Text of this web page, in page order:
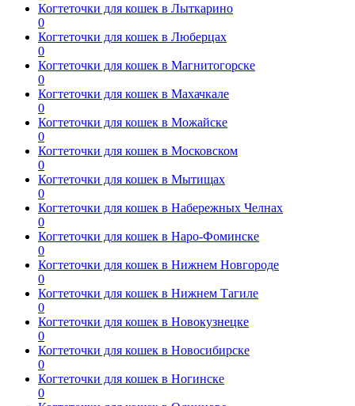
Когтеточки для кошек в Лыткарино
0
Когтеточки для кошек в Люберцах
0
Когтеточки для кошек в Магнитогорске
0
Когтеточки для кошек в Махачкале
0
Когтеточки для кошек в Можайске
0
Когтеточки для кошек в Московском
0
Когтеточки для кошек в Мытищах
0
Когтеточки для кошек в Набережных Челнах
0
Когтеточки для кошек в Наро-Фоминске
0
Когтеточки для кошек в Нижнем Новгороде
0
Когтеточки для кошек в Нижнем Тагиле
0
Когтеточки для кошек в Новокузнецке
0
Когтеточки для кошек в Новосибирске
0
Когтеточки для кошек в Ногинске
0